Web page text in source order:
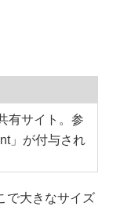
有サイト。参
」が付与され
で大きなサイズ